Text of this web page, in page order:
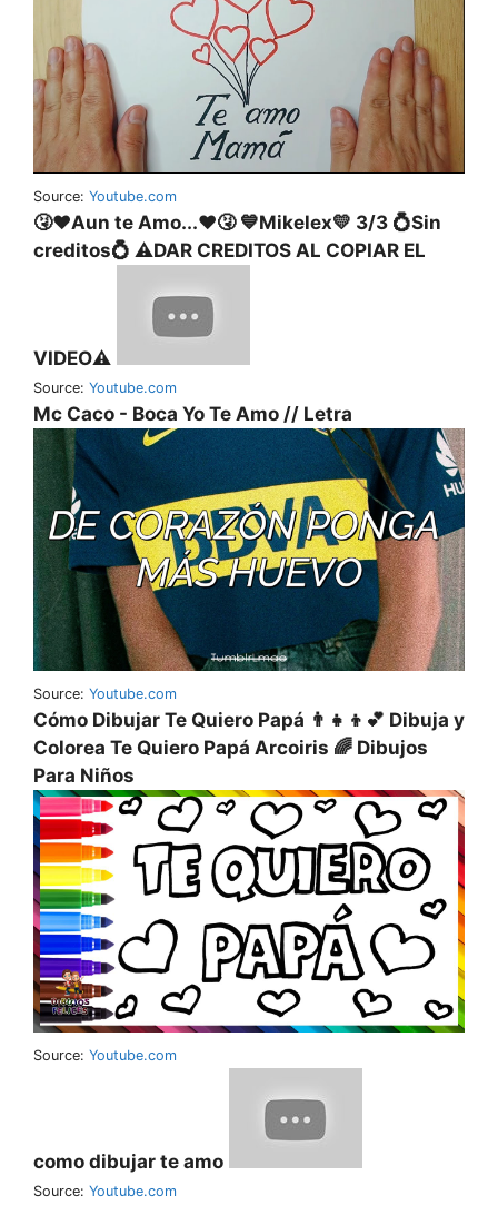
Source: Youtube.com
🤧❤Aun te Amo...❤🤧 💙Mikelex💛 3/3 💍Sin
creditos💍 ⚠️DAR CREDITOS AL COPIAR EL
VIDEO⚠️
Source: Youtube.com
Mc Caco - Boca Yo Te Amo // Letra
Source: Youtube.com
Cómo Dibujar Te Quiero Papá 👨‍👧‍👦💕 Dibuja y
Colorea Te Quiero Papá Arcoiris 🌈 Dibujos
Para Niños
Source: Youtube.com
como dibujar te amo
Source: Youtube.com